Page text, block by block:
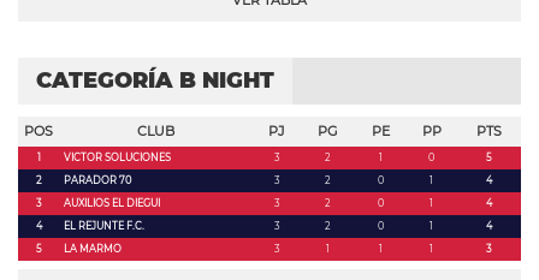
CATEGORÍA B NIGHT
POS CLUB PJ PG PE PP PTS
1 VICTOR SOLUCIONES 3 2 1 0
5
2
PARADOR 70 3 2 0 1
4
3
AUXILIOS EL DIEGUI 3 2 0 1
4
4
EL REJUNTE F.C. 3 2 0 1
4
5
LA MARMO 3 1 1 1 3